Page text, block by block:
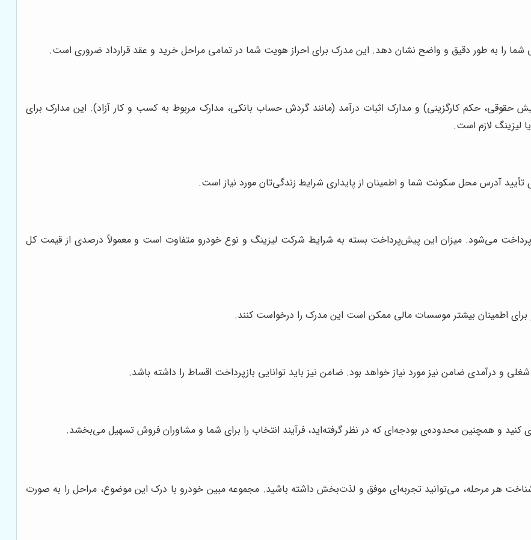
را به طور دقیق و واضح نشان دهد. این مدرک برای احراز هویت شما در تمامی مراحل خرید و عقد قرارداد ضروری است.
حقوقی، حکم کارگزینی) و مدارک اثبات درآمد (مانند گردش حساب بانکی، مدارک مربوط به کسب و کار آزاد). این مدارک برای
لیزینگ لازم است.
آدرس محل سکونت شما و اطمینان از پایداری شرایط زندگی‌تان مورد نیاز است.
پرداخت می‌شود. میزان این پیش‌پرداخت بسته به شرایط شرکت لیزینگ و نوع خودرو متفاوت است و معمولاً درصدی از قیمت کل
اطمینان بیشتر موسسات مالی ممکن است این مدرک را درخواست کنند.
و درآمدی ضامن نیز مورد نیاز خواهد بود. ضامن نیز باید توانایی بازپرداخت اقساط را داشته باشد.
و همچنین محدوده‌ی بودجه‌ای که در نظر گرفته‌اید، فرآیند انتخاب را برای شما و مشاوران فروش تسهیل می‌بخشد.
هر مرحله، می‌توانید تجربه‌ای موفق و لذت‌بخش داشته باشید. مجموعه مبین خودرو با درک این موضوع، مراحل را به صورت